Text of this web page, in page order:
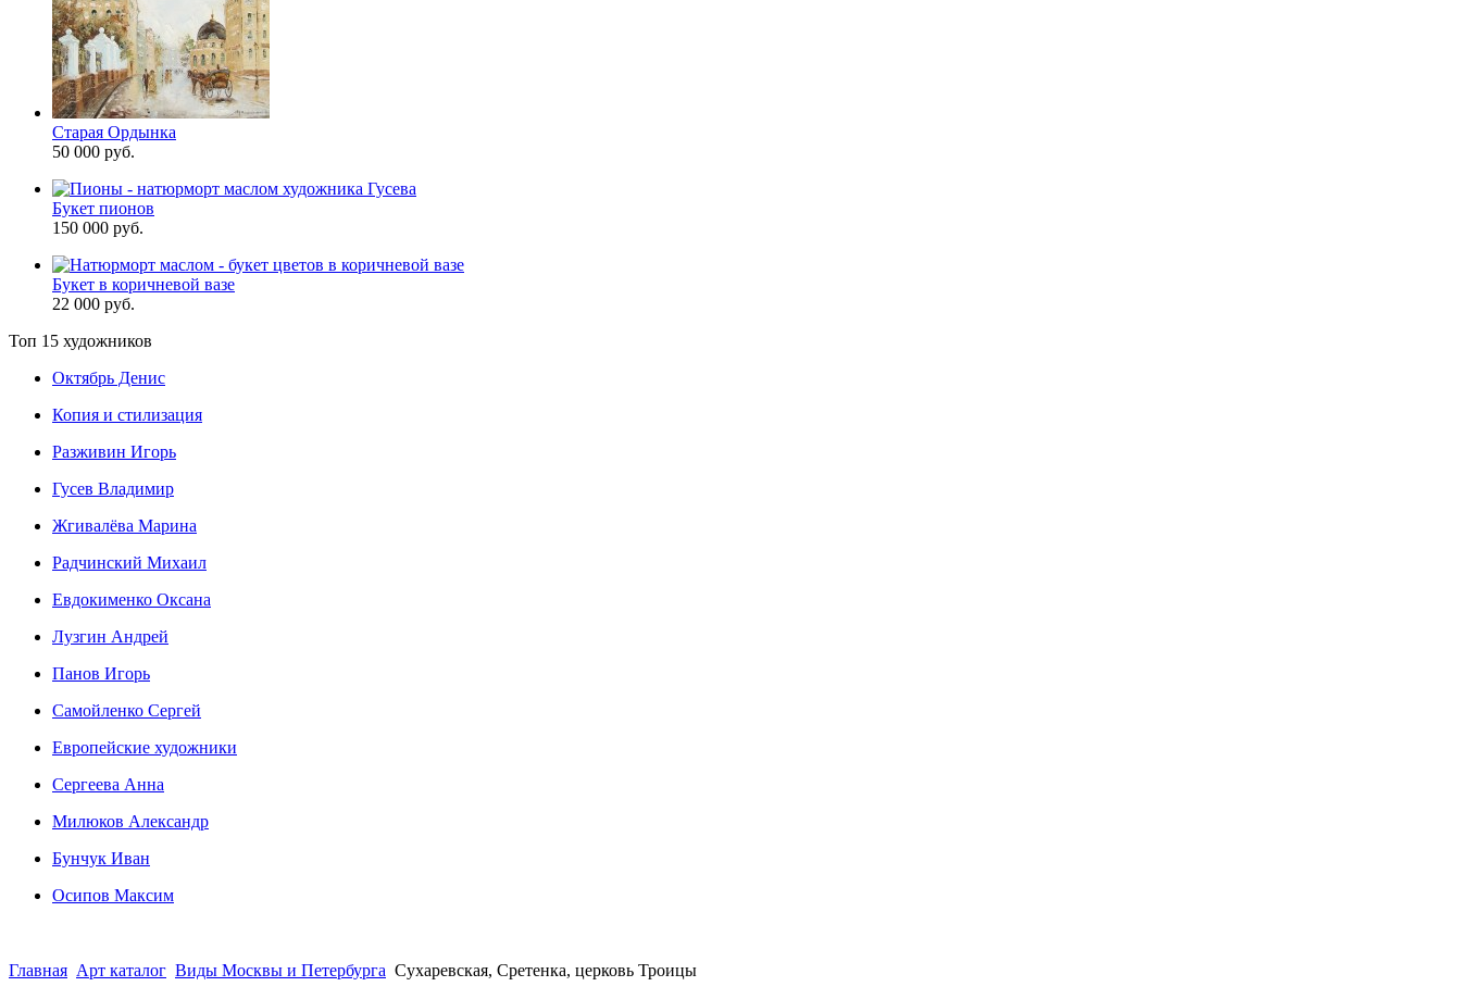
Cтарая Ордынка
50 000 руб.
Букет пионов
150 000 руб.
Букет в коричневой вазе
22 000 руб.
Топ 15 художников
Октябрь Денис
Копия и стилизация
Разживин Игорь
Гусев Владимир
Жгивалёва Марина
Радчинский Михаил
Евдокименко Оксана
Лузгин Андрей
Панов Игорь
Сaмoйленко Сергей
Европейские художники
Сергеева Анна
Милюков Александр
Бунчук Иван
Осипoв Максим
Главная Арт каталог Виды Москвы и Петербурга Сухаревская, Сретенка, церковь Троицы